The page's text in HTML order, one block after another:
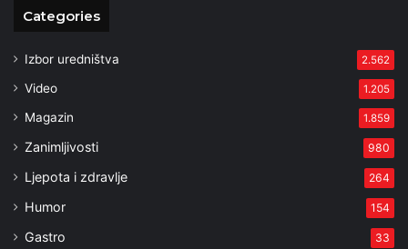
Categories
Izbor uredništva 2.562
Video 1.205
Magazin 1.859
Zanimljivosti 980
Ljepota i zdravlje 264
Humor 154
Gastro 33